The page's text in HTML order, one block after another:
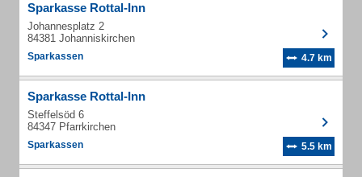
Sparkasse Rottal-Inn
Johannesplatz 2
84381 Johanniskirchen
Sparkassen 4.7 km
Sparkasse Rottal-Inn
Steffelsöd 6
84347 Pfarrkirchen
Sparkassen 5.5 km